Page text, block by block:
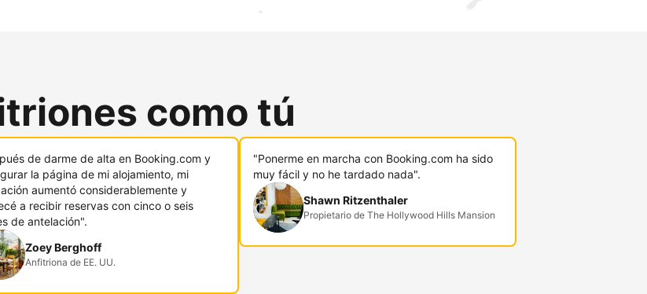
como tú
de darme de alta en Booking.com y
la página de mi alojamiento, mi
aumentó considerablemente y
a recibir reservas con cinco o seis
de antelación".
Zoey Berghoff
Anfitriona de EE. UU.
"Ponerme en marcha con Booking.com ha sido
muy fácil y no he tardado nada".
Shawn Ritzenthaler
Propietario de The Hollywood Hills Mansion